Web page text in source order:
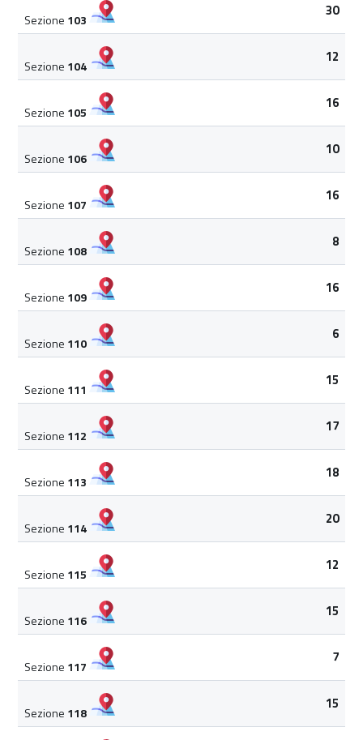
Sezione 103
30
Sezione 104
12
Sezione 105
16
Sezione 106
10
Sezione 107
16
Sezione 108
8
Sezione 109
16
Sezione 110
6
Sezione 111
15
Sezione 112
17
Sezione 113
18
Sezione 114
20
Sezione 115
12
Sezione 116
15
Sezione 117
7
Sezione 118
15